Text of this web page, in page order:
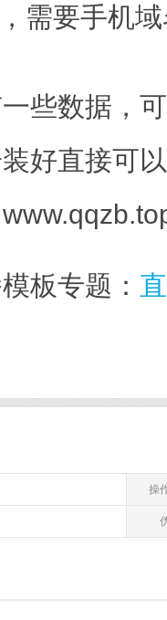
需要手机
些数据，
好直接可
板专题：
操